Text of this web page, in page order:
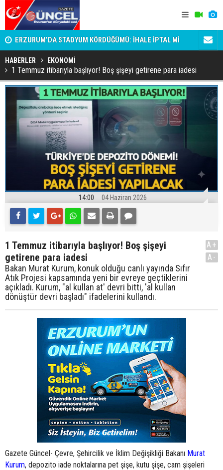
ERZURUM’DA STADYUM KÖRDÜĞÜMÜ: İHALE İPTAL Mİ
EDİLDİ, ERTELENDİ Mİ?
HABERLER EKONOMİ
1 Temmuz itibarıyla başlıyor! Boş şişeyi getirene para iadesi
14:00 04 Haziran 2026
1 Temmuz itibarıyla başlıyor! Boş şişeyi
getirene para iadesi
Bakan Murat Kurum, konuk olduğu canlı yayında Sıfır
Atık Projesi kapsamında yeni bir evreye geçtiklerini
açıkladı. Kurum, "al kullan at' devri bitti, 'al kullan
dönüştür devri başladı" ifadelerini kullandı.
A+
A-
Gazete Güncel- Çevre, Şehircilik ve İklim Değişikliği Bakanı Murat
Kurum, depozito iade noktalarına pet şişe, kutu şişe, cam şişeleri